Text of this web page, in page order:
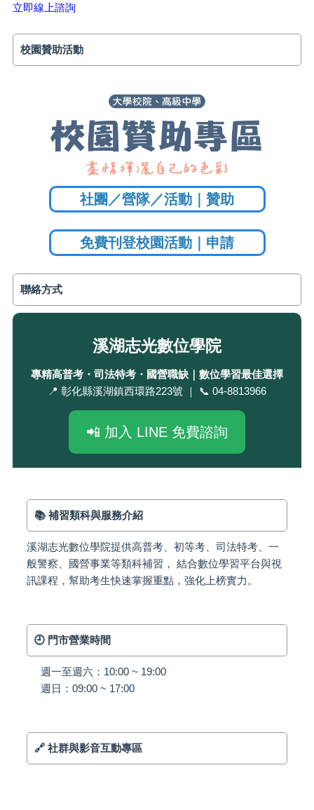
立即線上諮詢
校園贊助活動
社團／營隊／活動｜贊助
免費刊登校園活動｜申請
聯絡方式
溪湖志光數位學院
專精高普考・司法特考・國營職缺｜數位學習最佳選擇
📍 彰化縣溪湖鎮西環路223號 ｜ 📞 04-8813966
📲 加入 LINE 免費諮詢
📚 補習類科與服務介紹
溪湖志光數位學院提供高普考、初等考、司法特考、一
般警察、國營事業等類科補習， 結合數位學習平台與視
訊課程，幫助考生快速掌握重點，強化上榜實力。
🕘 門市營業時間
週一至週六：10:00 ~ 19:00
週日：09:00 ~ 17:00
🔗 社群與影音互動專區